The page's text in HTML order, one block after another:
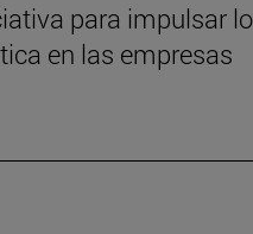
para impulsar
en las empresas